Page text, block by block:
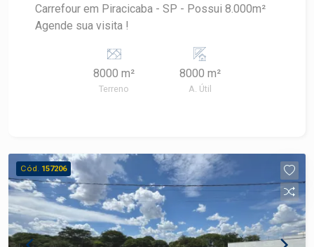
Carrefour em Piracicaba - SP - Possui 8.000m²
Agende sua visita !
8000 m²
Terreno
8000 m²
A. Útil
Cód. 157206